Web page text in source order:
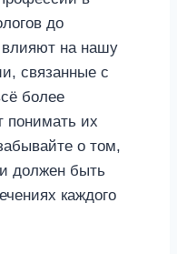
до
на нашу
связанные с
более
понимать их
о том,
должен быть
каждого